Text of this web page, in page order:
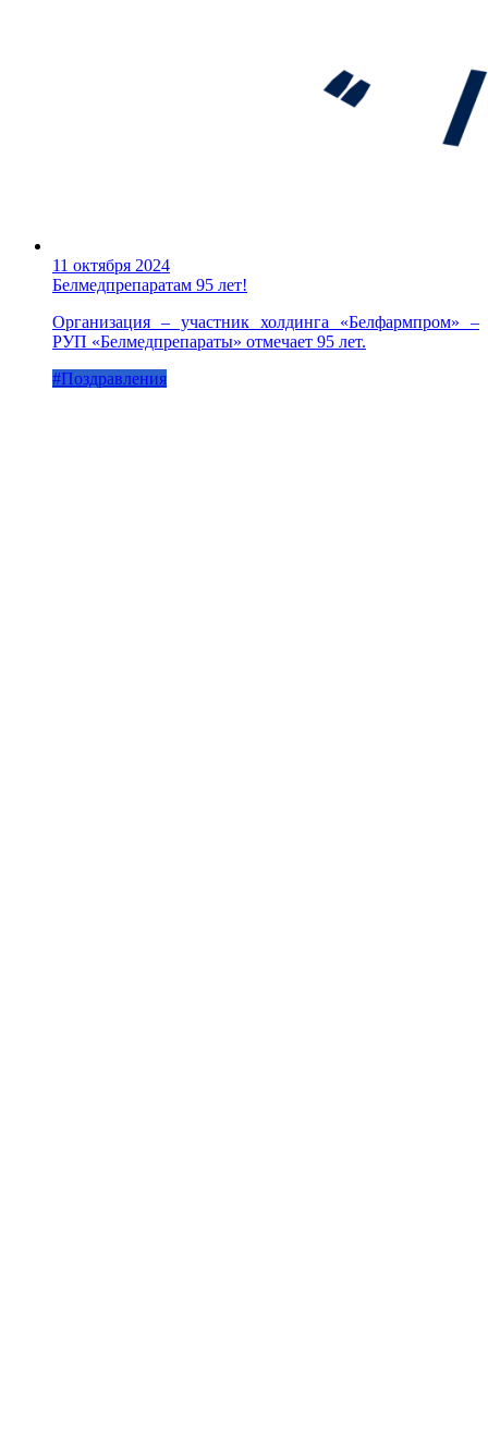
11 октября 2024
Белмедпрепаратам 95 лет!
Организация – участник холдинга «Белфармпром» –
РУП «Белмедпрепараты» отмечает 95 лет.
#Поздравления